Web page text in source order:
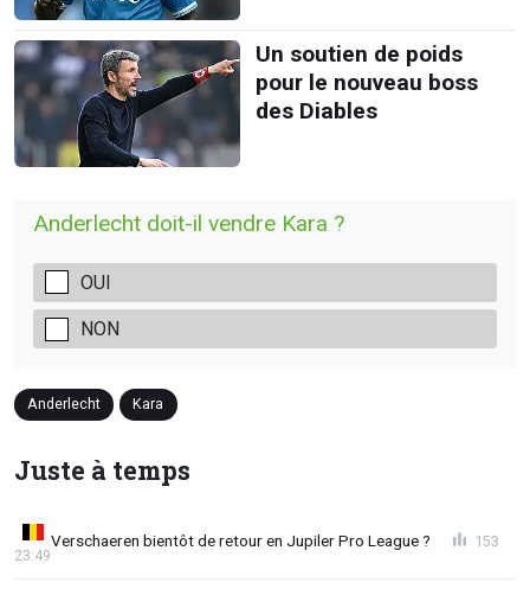
Un soutien de poids
pour le nouveau boss
des Diables
Anderlecht doit-il vendre Kara ?
OUI
NON
Anderlecht Kara
Juste à temps
Verschaeren bientôt de retour en Jupiler Pro League ?
23:49
153